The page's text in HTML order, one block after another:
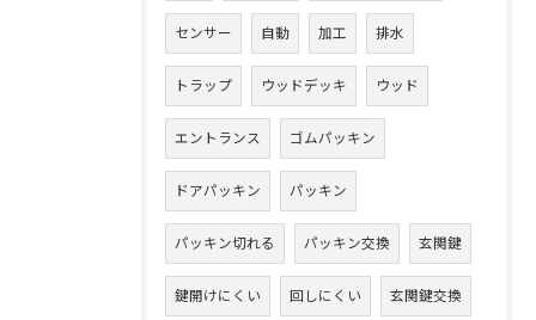
センサー 自動 加工 排水
トラップ ウッドデッキ ウッド
エントランス ゴムパッキン
ドアパッキン パッキン
パッキン切れる パッキン交換 玄関鍵
鍵開けにくい 回しにくい 玄関鍵交換